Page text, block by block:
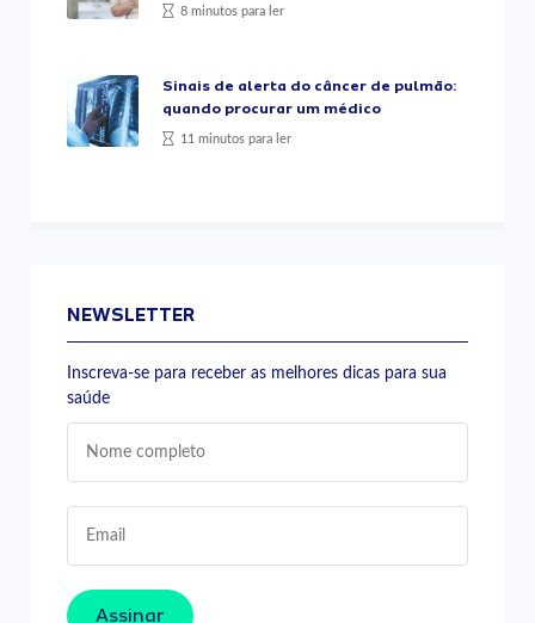
8 minutos para ler
Sinais de alerta do câncer de pulmão:
quando procurar um médico
11 minutos para ler
NEWSLETTER
Inscreva-se para receber as melhores dicas para sua
saúde
Assinar